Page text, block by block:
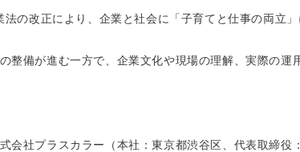
の改正により、企業と社会に「子育てと仕事の両立
整備が進む一方で、企業文化や現場の理解、実際の
会社プラスカラー（本社：東京都渋谷区、代表取締役